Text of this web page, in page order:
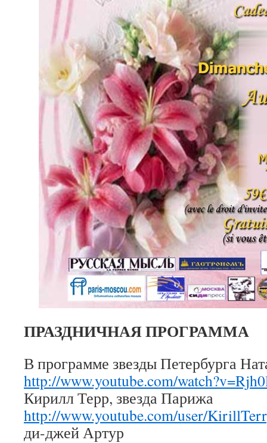
ПРАЗДНИЧНАЯ ПРОГРАММА
В программе звезды Петербурга
http://www.youtube.com/
Кирилл Терр, звезда Парижа
http://www.youtube.com/user/KirillTerr
ди-джей Артур